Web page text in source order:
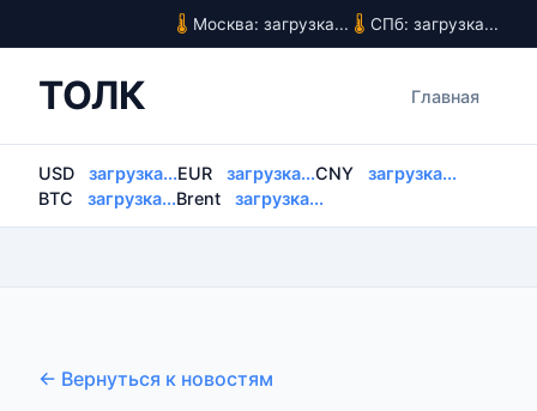
Москва: загрузка... СПб: загрузка...
ТОЛК Главная
USD загрузка...EUR загрузка...CNY
загрузка...
BTC
загрузка...Brent загрузка...
← Вернуться к новостям